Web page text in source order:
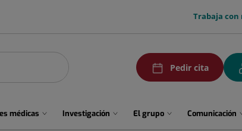
menuTop
Trabaja con
menuPedirCita
Pedir cita
médicas Investigación El grupo Comunicación